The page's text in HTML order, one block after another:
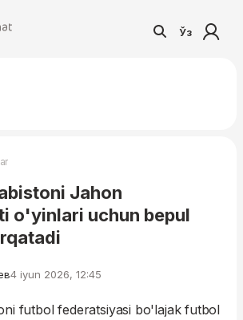
Ўз
Jahon
o'yinlari uchun bepul
4 iyun 2026, 12:45
futbol federatsiyasi bo'lajak futbol